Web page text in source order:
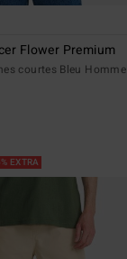
Flower Premium
courtes Bleu Homme
EXTRA